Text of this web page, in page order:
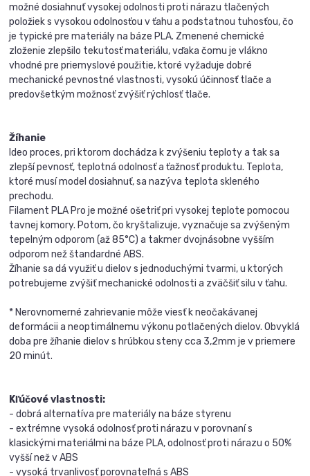
možné dosiahnuť vysokej odolnosti proti nárazu tlačených
položiek s vysokou odolnosťou v ťahu a podstatnou tuhosťou, čo
je typické pre materiály na báze PLA. Zmenené chemické
zloženie zlepšilo tekutosť materiálu, vďaka čomu je vlákno
vhodné pre priemyslové použitie, ktoré vyžaduje dobré
mechanické pevnostné vlastnosti, vysokú účinnosť tlače a
predovšetkým možnosť zvýšiť rýchlosť tlače.
Žíhanie
Ideo proces, pri ktorom dochádza k zvýšeniu teploty a tak sa
zlepší pevnosť, teplotná odolnosť a ťažnosť produktu. Teplota,
ktoré musí model dosiahnuť, sa nazýva teplota skleného
prechodu.
Filament PLA Pro je možné ošetriť pri vysokej teplote pomocou
tavnej komory. Potom, čo kryštalizuje, vyznačuje sa zvýšeným
tepelným odporom (až 85°C) a takmer dvojnásobne vyšším
odporom než štandardné ABS.
Žíhanie sa dá využiť u dielov s jednoduchými tvarmi, u ktorých
potrebujeme zvýšiť mechanické odolnosti a zväčšiť silu v ťahu.
* Nerovnomerné zahrievanie môže viesť k neočakávanej
deformácii a neoptimálnemu výkonu potlačených dielov. Obvyklá
doba pre žíhanie dielov s hrúbkou steny cca 3,2mm je v priemere
20 minút.
Kľúčové vlastnosti:
- dobrá alternatíva pre materiály na báze styrenu
- extrémne vysoká odolnosť proti nárazu v porovnaní s
klasickými materiálmi na báze PLA, odolnosť proti nárazu o 50%
vyšší než v ABS
- vysoká trvanlivosť porovnateľná s ABS